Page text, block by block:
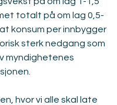
totalt på om lag 0,5-
konsum per innbygger
sterk nedgang som
myndighetenes
hvor vi alle skal late